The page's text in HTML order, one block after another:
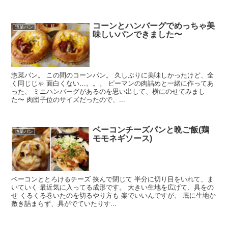
惣菜パン
コーンとハンバーグでめっちゃ美
味しいパンできました〜
惣菜パン。 この間のコーンパン。 久しぶりに美味しかったけど、全
く同じじゃ 面白くない…。。。 ピーマンの肉詰めと一緒に作ってあ
った、 ミニハンバーグがあるのを思い出して、横にのせてみまし
た〜 肉団子位のサイズだったので、...
惣菜パン
ベーコンチーズパンと晩ご飯(鶏
モモネギソース)
ベーコンととろけるチーズ 挟んで閉じて 半分に切り目をいれて、ま
いていく 最近気に入ってる成形です。 大きい生地を広げて、具をの
せ くるくる巻いたのを切るやり方も 楽でいいんですが、 底に生地か
敷き詰まらず、具がでていたりす...